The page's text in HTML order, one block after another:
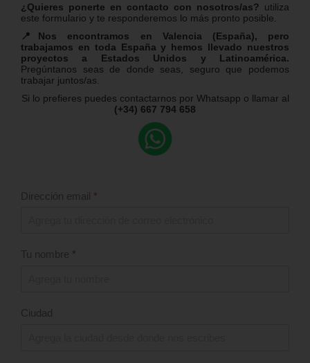
¿Quieres ponerte en contacto con nosotros/as? utiliza
este formulario y te responderemos lo más pronto posible.
📍Nos encontramos en Valencia (España), pero
trabajamos en toda España y hemos llevado nuestros
proyectos a Estados Unidos y Latinoamérica.
Pregúntanos seas de donde seas, seguro que podemos
trabajar juntos/as.
Si lo prefieres puedes contactarnos por Whatsapp o llamar al
(+34) 667 794 658
Dirección email *
Tu nombre *
Ciudad